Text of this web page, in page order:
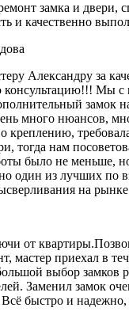
замка и двери,
и качественно
Александру за
консультацию!!! Мы
замок
много нюансов,
креплению,
тогда нам
было не меньше,
один из лучших по
на
от
мастер приехал в
выбор замков
Заменил замок
быстро и надежно,